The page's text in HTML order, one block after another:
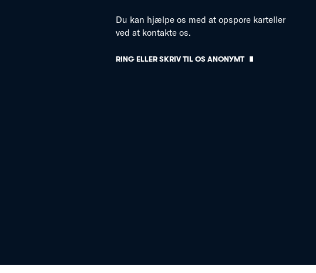
Du kan hjælpe os med at opspore karteller
ved at kontakte os.
RING ELLER SKRIV TIL OS ANONYMT